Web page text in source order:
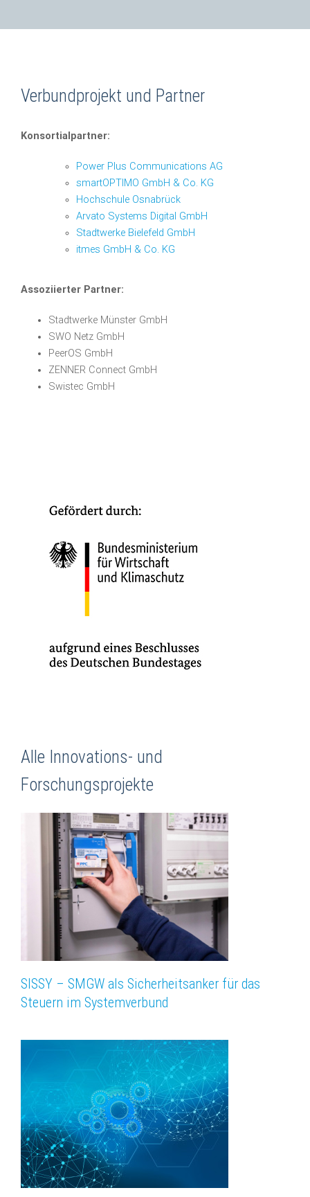
Verbundprojekt und Partner
Konsortialpartner:
Power Plus Communications AG
smartOPTIMO GmbH & Co. KG
Hochschule Osnabrück
Arvato Systems Digital GmbH
Stadtwerke Bielefeld GmbH
itmes GmbH & Co. KG
Assoziierter Partner:
Stadtwerke Münster GmbH
SWO Netz GmbH
PeerOS GmbH
ZENNER Connect GmbH
Swistec GmbH
Alle Innovations- und
Forschungsprojekte
SISSY – SMGW als Sicherheitsanker für das
Steuern im Systemverbund